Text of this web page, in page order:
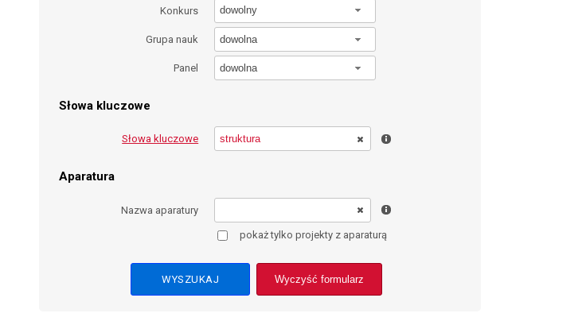
Konkurs dowolny
Grupa nauk dowolna
Panel dowolna
Słowa kluczowe
Słowa kluczowe
Aparatura
Nazwa aparatury
pokaż tylko projekty z aparaturą
Wyczyść formularz